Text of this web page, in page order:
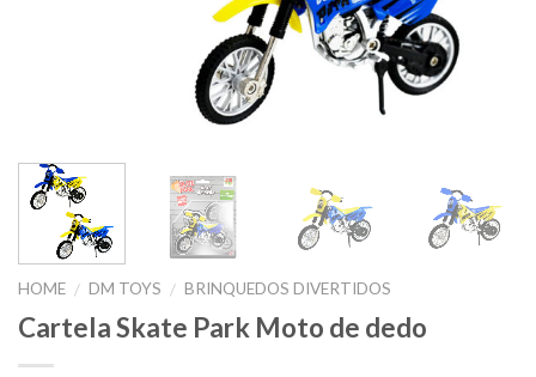
HOME / DM TOYS / BRINQUEDOS DIVERTIDOS
Cartela Skate Park Moto de dedo